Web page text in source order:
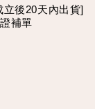
立後20天內出貨]
補單